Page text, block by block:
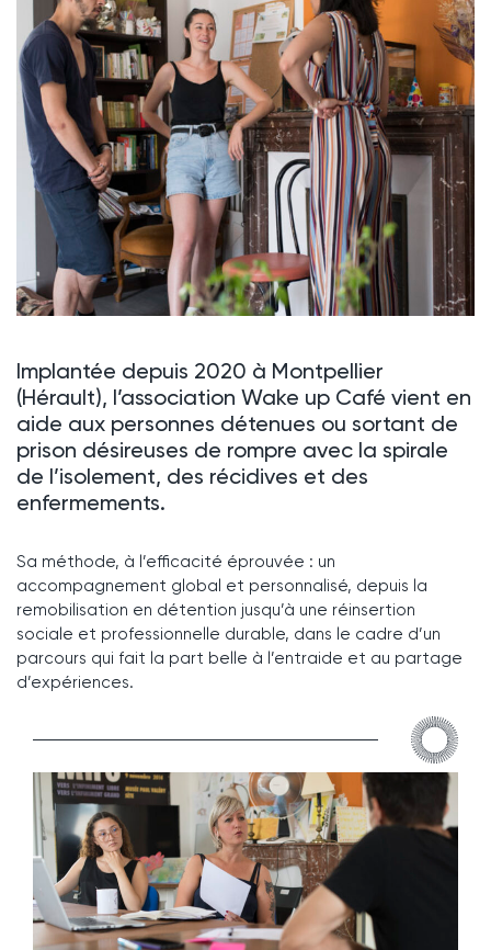
Implantée depuis 2020 à Montpellier
(Hérault), l’association Wake up Café vient en
aide aux personnes détenues ou sortant de
prison désireuses de rompre avec la spirale
de l’isolement, des récidives et des
enfermements.
Sa méthode, à l’efficacité éprouvée : un
accompagnement global et personnalisé, depuis la
remobilisation en détention jusqu’à une réinsertion
sociale et professionnelle durable, dans le cadre d’un
parcours qui fait la part belle à l’entraide et au partage
d’expériences.